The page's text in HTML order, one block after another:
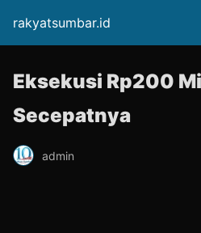
rakyatsumbar.id
Eksekusi Rp200
Secepatnya
admin